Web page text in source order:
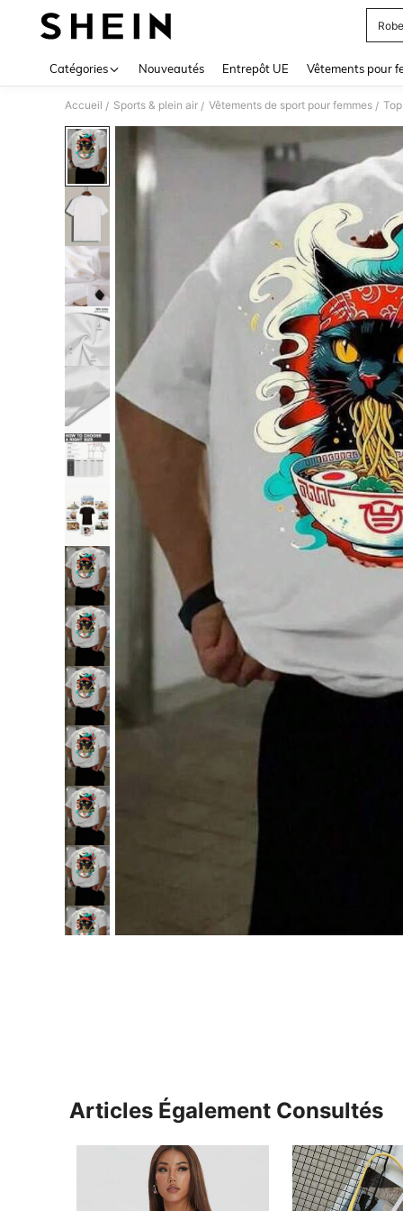
Catégories Nouveautés Entrepôt UE Vêtements pour
Accueil / Sports & plein air / Vêtements de sport pour femmes /
Articles Également Consultés